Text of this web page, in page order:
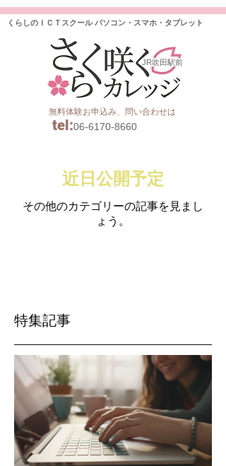
くらしのＩＣＴスクール パソコン・スマホ・タブレット
JR吹田駅前
無料体験お申込み、問い合わせは
tel:06-6170-8660
近日公開予定
その他のカテゴリーの記事を見まし
ょう。
特集記事